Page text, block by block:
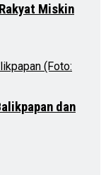
Miskin
dan